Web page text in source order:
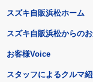
スズキ自販浜松ホーム
スズキ自販浜松からの
お客様Voice
スタッフによるクルマ